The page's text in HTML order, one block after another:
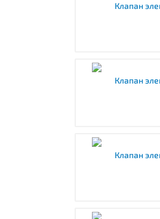
Клапан
Клапан
Клапан